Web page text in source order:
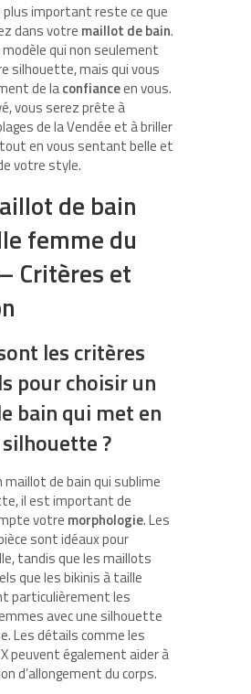
plus important reste ce que
dans votre maillot de bain.
qui non seulement
silhouette, mais qui vous
de laconfianceen vous.
vous serez prête à
de la Vendée et à briller
en vous sentant belle et
votre style.
de bain
femme du
Critères et
les critères
pour choisir un
bain qui met en
?
maillot de bain qui sublime
il est important de
votre morphologie. Les
sont idéaux pour
tandis que les maillots
que les bikinis à taille
particulièrement les
avec une silhouette
Les détails comme les
peuvent également aider à
d’allongement du corps.